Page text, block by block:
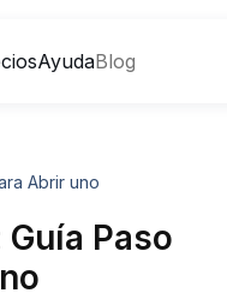
AyudaBlog
Abrir uno
Paso